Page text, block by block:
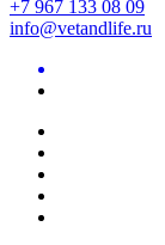
+7 967 133 08 09
info@vetandlife.ru